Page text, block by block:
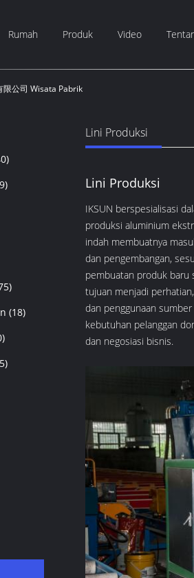
Rumah Produk Video
限公司 Wisata Pabrik
(18)
Lini Produksi
Lini Produksi
IKSUN berspesialisasi
produksi aluminium
indah membuatnya
dan pengembangan,
pembuatan produk baru
tujuan menjadi
dan penggunaan
kebutuhan pelanggan
dan negosiasi bisnis.